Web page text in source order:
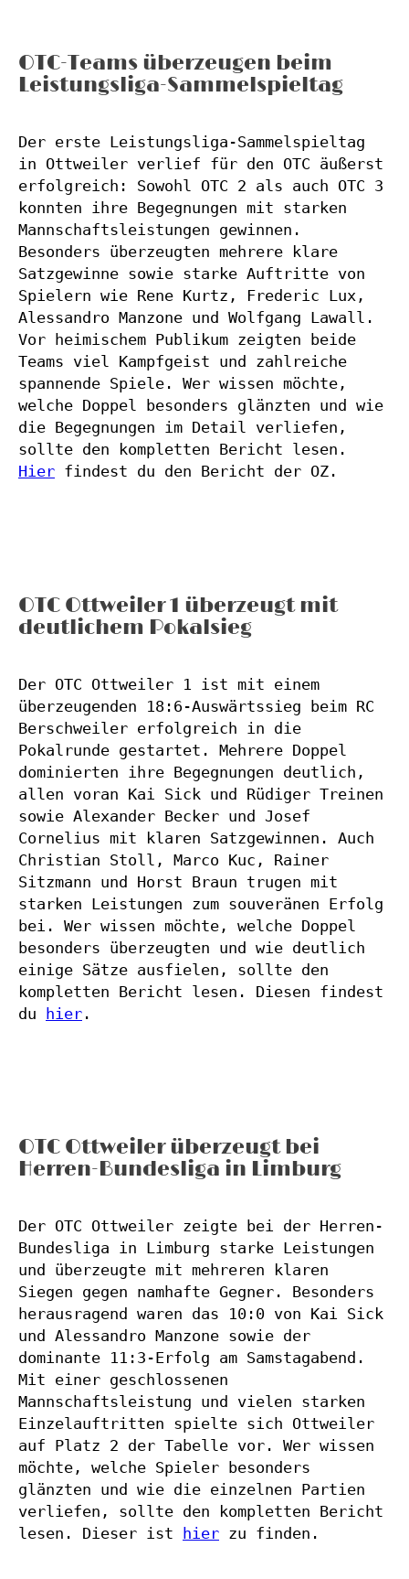
OTC-Teams überzeugen beim
Leistungsliga-Sammelspieltag
Der erste Leistungsliga-Sammelspieltag
in Ottweiler verlief für den OTC äußerst
erfolgreich: Sowohl OTC 2 als auch OTC 3
konnten ihre Begegnungen mit starken
Mannschaftsleistungen gewinnen.
Besonders überzeugten mehrere klare
Satzgewinne sowie starke Auftritte von
Spielern wie Rene Kurtz, Frederic Lux,
Alessandro Manzone und Wolfgang Lawall.
Vor heimischem Publikum zeigten beide
Teams viel Kampfgeist und zahlreiche
spannende Spiele. Wer wissen möchte,
welche Doppel besonders glänzten und wie
die Begegnungen im Detail verliefen,
Hier findest du den Bericht der OZ.
OTC Ottweiler 1 überzeugt mit
deutlichem Pokalsieg
Der OTC Ottweiler 1 ist mit einem
überzeugenden 18:6-Auswärtssieg beim RC
Berschweiler erfolgreich in die
Pokalrunde gestartet. Mehrere Doppel
dominierten ihre Begegnungen deutlich,
allen voran Kai Sick und Rüdiger Treinen
sowie Alexander Becker und Josef
Cornelius mit klaren Satzgewinnen. Auch
Christian Stoll, Marco Kuc, Rainer
Sitzmann und Horst Braun trugen mit
starken Leistungen zum souveränen Erfolg
bei. Wer wissen möchte, welche Doppel
besonders überzeugten und wie deutlich
einige Sätze ausfielen, sollte den
kompletten Bericht lesen. Diesen findest
du hier .
OTC Ottweiler überzeugt bei
Herren-Bundesliga in Limburg
Der OTC Ottweiler zeigte bei der Herren-
Bundesliga in Limburg starke Leistungen
und überzeugte mit mehreren klaren
Siegen gegen namhafte Gegner. Besonders
herausragend waren das 10:0 von Kai Sick
und Alessandro Manzone sowie der
dominante 11:3-Erfolg am Samstagabend.
Mit einer geschlossenen
Mannschaftsleistung und vielen starken
Einzelauftritten spielte sich Ottweiler
auf Platz 2 der Tabelle vor. Wer wissen
möchte, welche Spieler besonders
glänzten und wie die einzelnen Partien
verliefen, sollte den kompletten Bericht
lesen. Dieser ist
hier zu finden.